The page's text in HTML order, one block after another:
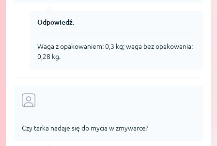
Odpowiedź:
Waga z opakowaniem: 0,3 kg; waga bez opakowania:
0,28 kg.
Czy tarka nadaje się do mycia w zmywarce?